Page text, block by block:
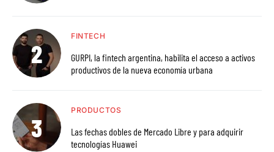
FINTECH
GURPI, la fintech argentina, habilita el acceso a activos
productivos de la nueva economía urbana
PRODUCTOS
Las fechas dobles de Mercado Libre y para adquirir
tecnologías Huawei